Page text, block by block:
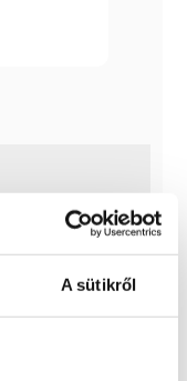
A sütikről
7 méterig
euro + ÁFA a
en/